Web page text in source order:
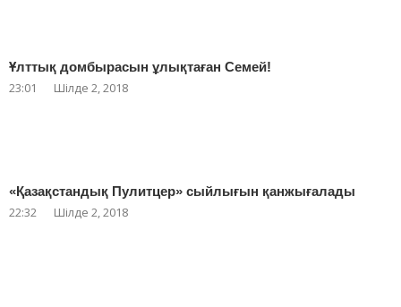
Ұлттық домбырасын ұлықтаған Семей!
23:01 Шілде 2, 2018
«Қазақстандық Пулитцер» сыйлығын қанжығалады
22:32 Шілде 2, 2018